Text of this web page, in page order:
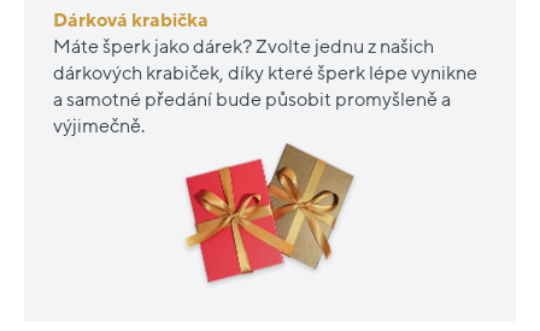
Dárková krabička
Máte šperk jako dárek? Zvolte jednu z našich
dárkových krabiček, díky které šperk lépe vynikne
a samotné předání bude působit promyšleně a
výjimečně.